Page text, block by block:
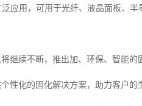
应用，可用于光纤、液晶面板、半
继续不断，推出加、环保、智能的
性化的固化解决方案，助力客户的